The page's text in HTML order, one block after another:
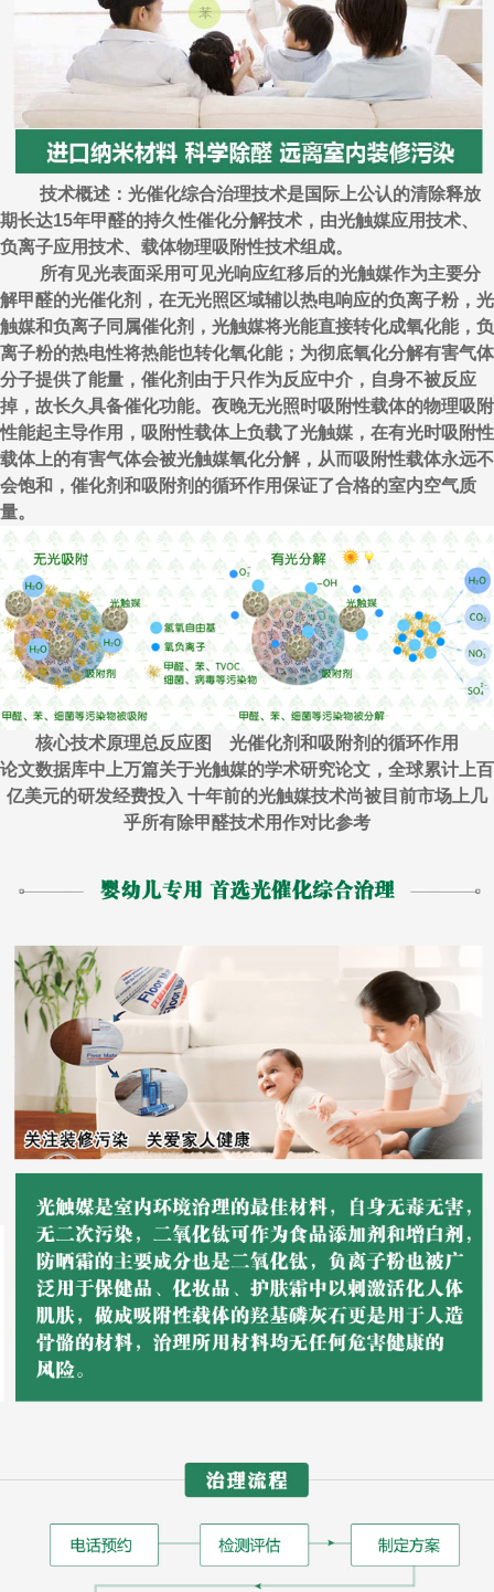
技术概述：光催化综合治理技术是国际上公认的清除释放
期长达15年甲醛的持久性催化分解技术，由光触媒应用技术、
负离子应用技术、载体物理吸附性技术组成。
所有见光表面采用可见光响应红移后的光触媒作为主要分
解甲醛的光催化剂，在无光照区域辅以热电响应的负离子粉，光
触媒和负离子同属催化剂，光触媒将光能直接转化成氧化能，负
离子粉的热电性将热能也转化氧化能；为彻底氧化分解有害气体
分子提供了能量，催化剂由于只作为反应中介，自身不被反应
掉，故长久具备催化功能。夜晚无光照时吸附性载体的物理吸附
性能起主导作用，吸附性载体上负载了光触媒，在有光时吸附性
载体上的有害气体会被光触媒氧化分解，从而吸附性载体永远不
会饱和，催化剂和吸附剂的循环作用保证了合格的室内空气质
量。
核心技术原理总反应图 光催化剂和吸附剂的循环作用
论文数据库中上万篇关于光触媒的学术研究论文，全球累计上百
亿美元的研发经费投入 十年前的光触媒技术尚被目前市场上几
乎所有除甲醛技术用作对比参考